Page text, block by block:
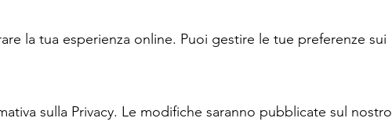
la tua esperienza online. Puoi gestire le tue preferenze sui
sulla Privacy. Le modifiche saranno pubblicate sul nostro